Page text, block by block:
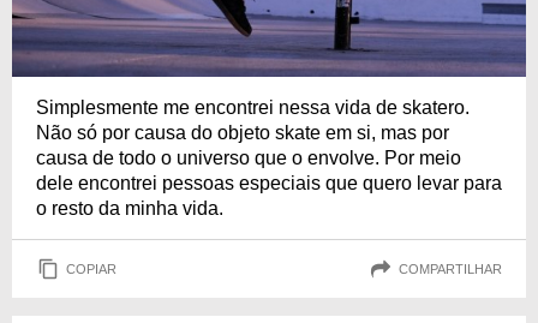
Simplesmente me encontrei nessa vida de skatero.
Não só por causa do objeto skate em si, mas por
causa de todo o universo que o envolve. Por meio
dele encontrei pessoas especiais que quero levar para
o resto da minha vida.
COPIAR COMPARTILHAR